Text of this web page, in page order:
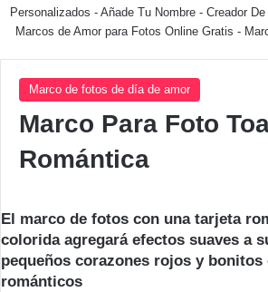
Personalizados - Añade Tu Nombre - Creador
Marcos de Amor para Fotos Online Gratis -
Marco de fotos de día de amor
Marco Para Foto
Romántica
El marco de fotos con una tarjeta
colorida agregará efectos suaves a
pequeños corazones rojos y bonitos
románticos